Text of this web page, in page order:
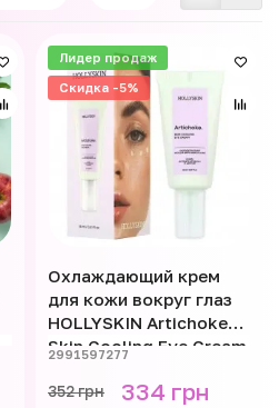
Лидер продаж
Скидка -5%
Охлаждающий крем
для кожи вокруг глаз
HOLLYSKIN Artichoke
Skin Cooling Eye Cream
2991597277
352 грн 334 грн